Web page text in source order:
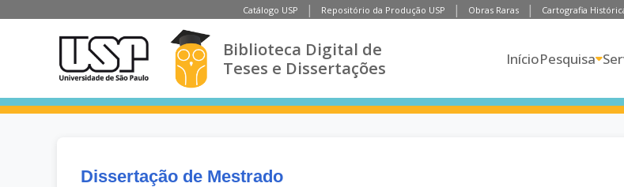
Catálogo USP Repositório da Produção USP Obras Raras Cartografia
Biblioteca Digital de
Teses e Dissertações
InícioPesquisa
Dissertação de Mestrado